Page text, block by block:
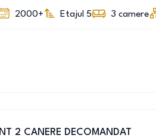
2000+ Etajul 5 3 camere
2 CANERE DECOMANDAT